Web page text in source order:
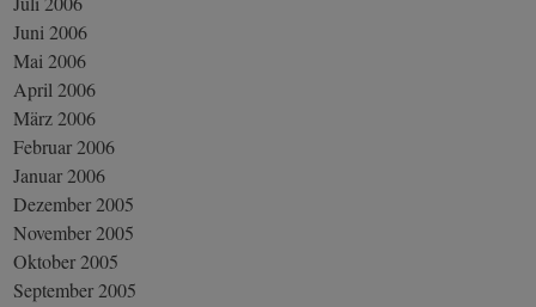
Juni 2006
Mai 2006
April 2006
März 2006
Februar 2006
Januar 2006
Dezember 2005
November 2005
Oktober 2005
September 2005